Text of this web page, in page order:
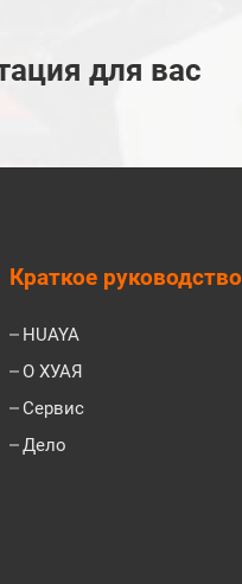
для вас
Краткое руководство
HUAYA
О ХУАЯ
Сервис
Дело